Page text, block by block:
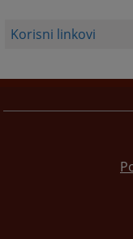
Korisni linkovi